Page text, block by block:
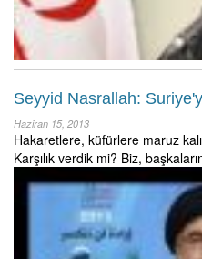
Seyyid Nasrallah:
Haziran 15, 2013
Hakaretlere, küfürlere maruz
Karşılık verdik mi? Biz,